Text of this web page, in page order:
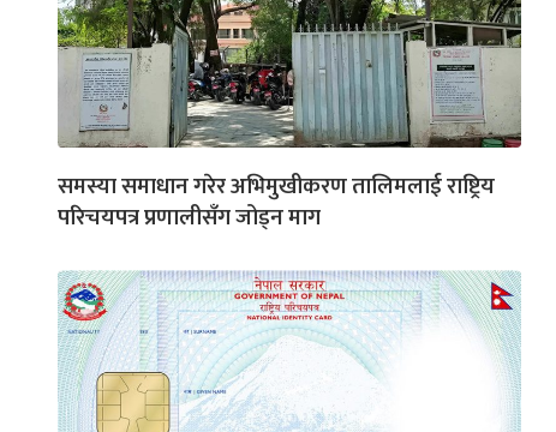
समस्या समाधान गरेर अभिमुखीकरण तालिमलाई राष्ट्रिय
परिचयपत्र प्रणालीसँग जोड्न माग